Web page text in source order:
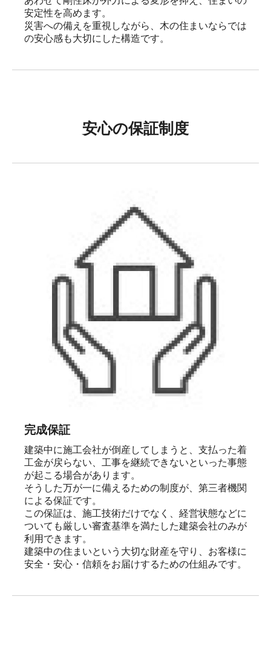
安定性を高めます。
災害への備えを重視しながら、木の住まいならでは
の安心感も大切にした構造です。
安心の保証制度
完成保証
建築中に施工会社が倒産してしまうと、支払った着
工金が戻らない、工事を継続できないといった事態
が起こる場合があります。
そうした万が一に備えるための制度が、第三者機関
による保証です。
この保証は、施工技術だけでなく、経営状態などに
ついても厳しい審査基準を満たした建築会社のみが
利用できます。
建築中の住まいという大切な財産を守り、お客様に
安全・安心・信頼をお届けするための仕組みです。